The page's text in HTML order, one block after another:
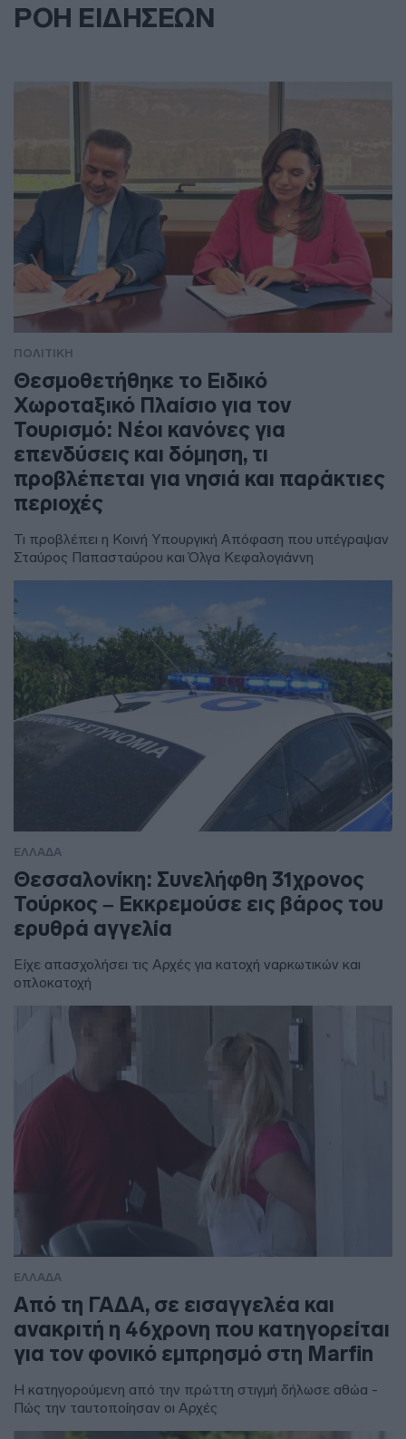
ΡΟΗ ΕΙΔΗΣΕΩΝ
ΠΟΛΙΤΙΚΗ
Θεσμοθετήθηκε το Ειδικό
Χωροταξικό Πλαίσιο για τον
Τουρισμό: Νέοι κανόνες για
επενδύσεις και δόμηση, τι
προβλέπεται για νησιά και παράκτιες
περιοχές
Τι προβλέπει η Κοινή Υπουργική Απόφαση που υπέγραψαν
Σταύρος Παπασταύρου και Όλγα Κεφαλογιάννη
ΕΛΛΑΔΑ
Θεσσαλονίκη: Συνελήφθη 31χρονος
Τούρκος – Εκκρεμούσε εις βάρος του
ερυθρά αγγελία
Είχε απασχολήσει τις Αρχές για κατοχή ναρκωτικών και
οπλοκατοχή
ΕΛΛΑΔΑ
Από τη ΓΑΔΑ, σε εισαγγελέα και
ανακριτή η 46χρονη που κατηγορείται
για τον φονικό εμπρησμό στη Marfin
Η κατηγορούμενη από την πρώττη στιγμή δήλωσε αθώα -
Πώς την ταυτοποίησαν οι Αρχές